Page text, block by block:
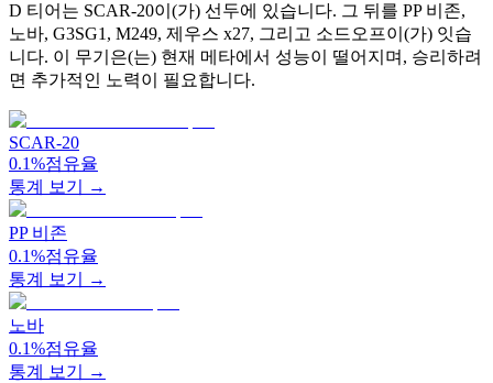
D 티어는 SCAR-20이(가) 선두에 있습니다. 그 뒤를 PP 비존,
노바, G3SG1, M249, 제우스 x27, 그리고 소드오프이(가) 잇습
니다. 이 무기은(는) 현재 메타에서 성능이 떨어지며, 승리하려
면 추가적인 노력이 필요합니다.
SCAR-20
0.1%점유율
통계 보기 →
PP 비존
0.1%점유율
통계 보기 →
노바
0.1%점유율
통계 보기 →